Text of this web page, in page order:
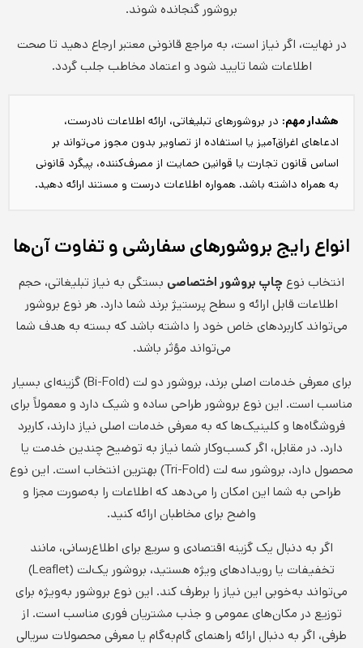
بروشور گنجانده شوند.
در نهایت، اگر نیاز است، به مراجع قانونی معتبر ارجاع دهید تا صحت
اطلاعات شما تایید شود و اعتماد مخاطب جلب گردد.
هشدار مهم: در بروشورهای تبلیغاتی، ارائه اطلاعات نادرست،
ادعاهای اغراق‌آمیز یا استفاده از تصاویر بدون مجوز می‌تواند بر
اساس قانون تجارت یا قوانین حمایت از مصرف‌کننده، پیگرد قانونی
به همراه داشته باشد. همواره اطلاعات درست و مستند ارائه دهید.
انواع رایج بروشورهای سفارشی و تفاوت آن‌ها
انتخاب نوعچاپ بروشور اختصاصی بستگی به نیاز تبلیغاتی، حجم
اطلاعات قابل ارائه و سطح پرستیژ برند شما دارد. هر نوع بروشور
می‌تواند کاربردهای خاص خود را داشته باشد که بسته به هدف شما
می‌تواند مؤثر باشد.
برای معرفی خدمات اصلی برند، بروشور دو لت (Bi-Fold) گزینه‌ای بسیار
مناسب است. این نوع بروشور طراحی ساده و شیک دارد و معمولاً برای
فروشگاه‌ها و کلینیک‌ها که به معرفی خدمات اصلی نیاز دارند، کاربرد
دارد. در مقابل، اگر کسب‌وکار شما نیاز به توضیح چندین خدمت یا
محصول دارد، بروشور سه لت (Tri-Fold) بهترین انتخاب است. این نوع
طراحی به شما این امکان را می‌دهد که اطلاعات را به‌صورت مجزا و
واضح برای مخاطبان ارائه کنید.
اگر به دنبال یک گزینه اقتصادی و سریع برای اطلاع‌رسانی، مانند
تخفیفات یا رویدادهای ویژه هستید، بروشور یک‌لت (Leaflet)
می‌تواند به‌خوبی این نیاز را برطرف کند. این نوع بروشور به‌ویژه برای
توزیع در مکان‌های عمومی و جذب مشتریان فوری مناسب است. از
طرفی، اگر به دنبال ارائه راهنمای گام‌به‌گام یا معرفی محصولات سریالی